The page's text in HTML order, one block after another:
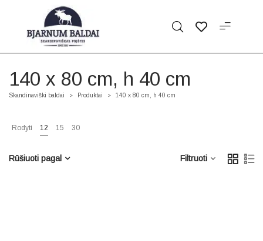
140 x 80 cm, h 40 cm
Skandinaviški baldai > Produktai > 140 x 80 cm, h 40 cm
Rodyti 12 15 30
Filtruoti
Rūšiuoti pagal